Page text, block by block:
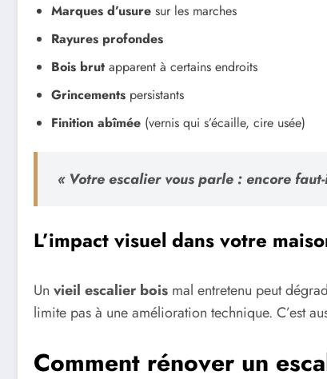
Marques d’usure sur les marches
Rayures profondes
Bois brut apparent à certains endroits
Grincements persistants
Finition abîmée (vernis qui s’écaille, cire usée)
« Votre escalier vous parle : encore
L’impact visuel dans votre
Un vieil escalier bois mal entretenu peut
limite pas à une amélioration technique. C’est
Comment rénover un